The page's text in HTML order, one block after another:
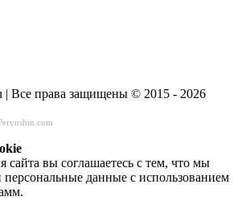
| Все права защищены © 2015 - 2026
сайта вы соглашаетесь с тем, что мы
данные с использованием